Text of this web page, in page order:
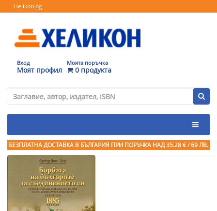
Helikon.bg
Вход
Моят профил
Моята поръчка
0 продукта
БЕЗПЛАТНА ДОСТАВКА В БЪЛГАРИЯ ПРИ ПОРЪЧКА НАД 35.28 € / 69 ЛВ.